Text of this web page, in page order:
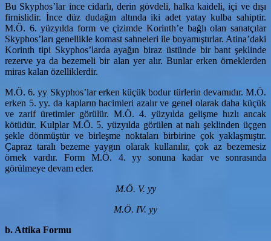
Bu Skyphos’lar ince cidarlı, derin gövdeli, halka kaideli, içi ve dışı
firnislidir. İnce düz dudağın altında iki adet yatay kulba sahiptir.
M.Ö. 6. yüzyılda form ve çizimde Korinth’e bağlı olan sanatçılar
Skyphos’ları genellikle komast sahneleri ile boyamıştırlar. Atina’daki
Korinth tipi Skyphos’larda ayağın biraz üstünde bir bant şeklinde
rezerve ya da bezemeli bir alan yer alır. Bunlar erken örneklerden
miras kalan özelliklerdir.
M.Ö. 6. yy Skyphos’lar erken küçük bodur türlerin devamıdır. M.Ö.
erken 5. yy. da kapların hacimleri azalır ve genel olarak daha küçük
ve zarif üretimler görülür. M.Ö. 4. yüzyılda gelişme hızlı ancak
kötüdür. Kulplar M.Ö. 5. yüzyılda görülen at nalı şeklinden üçgen
şekle dönmüştür ve birleşme noktaları birbirine çok yaklaşmıştır.
Çapraz taralı bezeme yaygın olarak kullanılır, çok az bezemesiz
örnek vardır. Form M.Ö. 4. yy sonuna kadar ve sonrasında
görülmeye devam eder.
M.Ö. V. yy
M.Ö. IV. yy
b. Attika Formu